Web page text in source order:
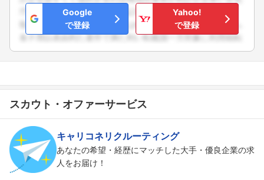
Google
で登録
Yahoo!
で登録
スカウト・オファーサービス
キャリコネリクルーティング
あなたの希望・経歴にマッチした大手・優良企業の求
人をお届け！